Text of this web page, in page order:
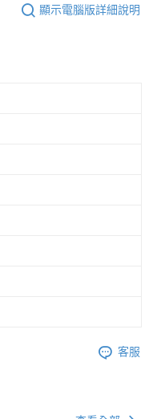
顯示電腦版詳細說明
客服